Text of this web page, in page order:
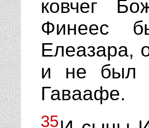
ковчег
Финеес
Елеазара,
и не был
Гаваафе.
35